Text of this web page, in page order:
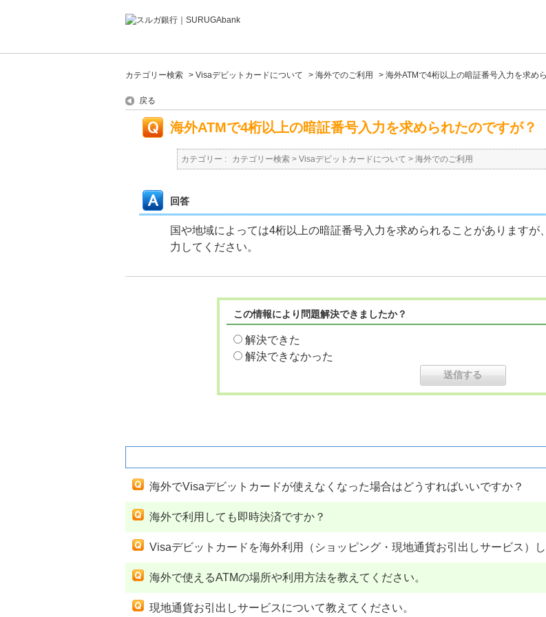
カテゴリー検索 > Visaデビットカードについて > 海外でのご利用 > 海外ATMで4桁以上の暗証番号入力を求め
戻る
海外ATMで4桁以上の暗証番号入力を求められたのですが？
カテゴリー : カテゴリー検索 > Visaデビットカードについて > 海外でのご利用
回答
国や地域によっては4桁以上の暗証番号入力を求められることがあります
力してください。
この情報により問題解決できましたか？
解決できた
解決できなかった
海外でVisaデビットカードが使えなくなった場合はどうすればいいですか？
海外で利用しても即時決済ですか？
Visaデビットカードを海外利用（ショッピング・現地通貨お引出しサービス）
海外で使えるATMの場所や利用方法を教えてください。
現地通貨お引出しサービスについて教えてください。